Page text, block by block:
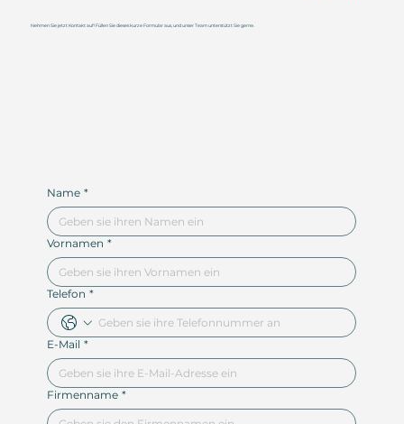
Nehmen Sie jetzt Kontakt auf! Füllen Sie dieses kurze Formular aus, und unser Team unterstützt Sie gerne.
Name *
Vornamen *
Telefon *
E-Mail *
Firmenname *